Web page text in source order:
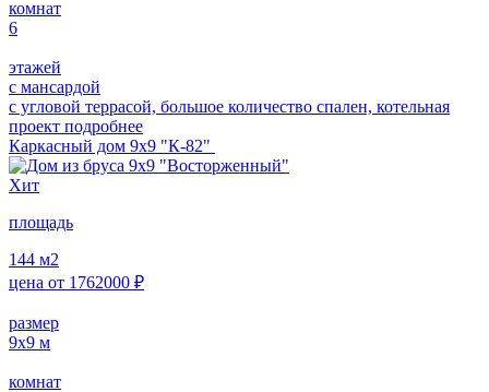
комнат
6
этажей
с мансардой
с угловой террасой, большое количество спален, котельная
проект подробнее
Каркасный дом 9х9 "К-82"
Хит
площадь
144 м2
цена от 1762000 ₽
размер
9х9 м
комнат